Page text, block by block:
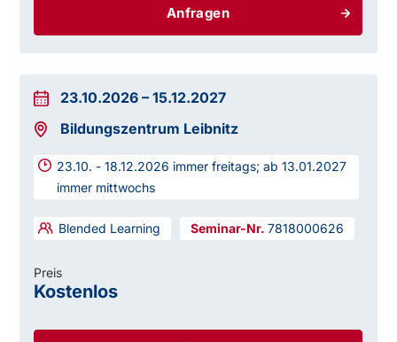
Anfragen
23.10.2026 –15.12.2027
Bildungszentrum Leibnitz
23.10. - 18.12.2026 immer freitags; ab 13.01.2027
immer mittwochs
Blended Learning 7818000626
Preis
Kostenlos